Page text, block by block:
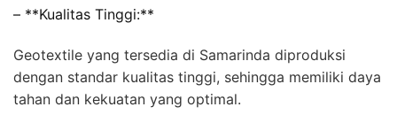
– **Kualitas Tinggi:**
Geotextile yang tersedia di Samarinda diproduksi
dengan standar kualitas tinggi, sehingga memiliki daya
tahan dan kekuatan yang optimal.